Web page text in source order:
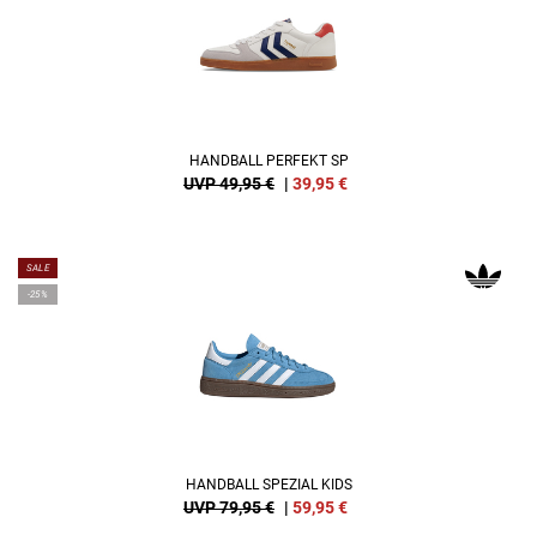
HANDBALL PERFEKT SP
UVP 49,95 € | 39,95€
SALE
-25%
HANDBALL SPEZIAL KIDS
UVP 79,95 € | 59,95€